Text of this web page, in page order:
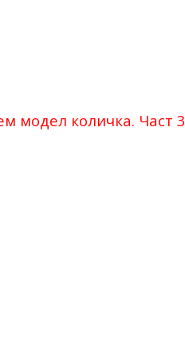
модел количка. Част 3